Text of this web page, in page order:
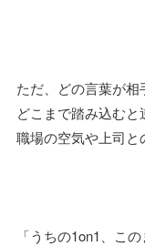
ただ、どの言葉が相
どこまで踏み込む
職場の空気や上司と
「うちの1on1、こ